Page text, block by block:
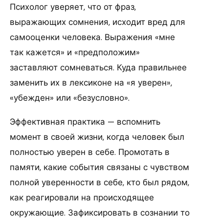
Психолог уверяет, что от фраз,
выражающих сомнения, исходит вред для
самооценки человека. Выражения «мне
так кажется» и «предположим»
заставляют сомневаться. Куда правильнее
заменить их в лексиконе на «я уверен»,
«убежден» или «безусловно».
Эффективная практика — вспомнить
момент в своей жизни, когда человек был
полностью уверен в себе. Промотать в
памяти, какие события связаны с чувством
полной уверенности в себе, кто был рядом,
как реагировали на происходящее
окружающие. Зафиксировать в сознании то